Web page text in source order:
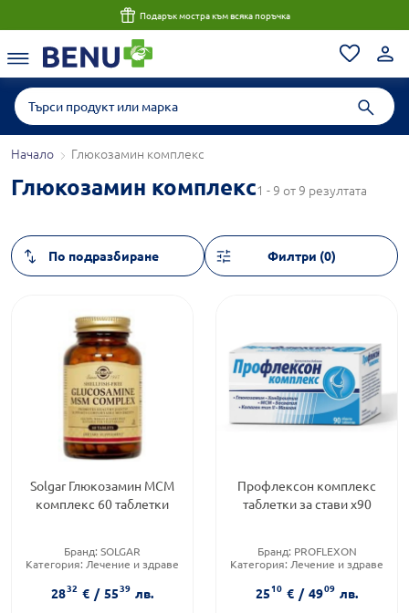
Подарък мостра към всяка поръчка
Начало Глюкозамин комплекс
Глюкозамин комплекс1 - 9 от 9 резултата
Филтри (0)
Solgar Глюкозамин МСМ
комплекс 60 таблетки
Бранд: SOLGAR
Категория: Лечение и здраве
2832 € / 5539 лв.
Профлексон комплекс
таблетки за стави х90
Бранд: PROFLEXON
Категория: Лечение и здраве
2510 € / 4909 лв.